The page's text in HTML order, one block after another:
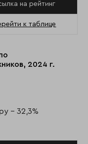
на рейтинг
к таблице
2024 г.
- 32,3%